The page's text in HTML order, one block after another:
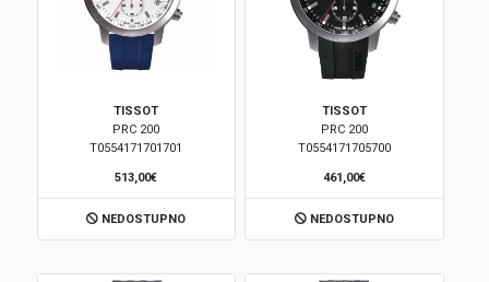
TISSOT
PRC 200
T0554171701701
513,00€
NEDOSTUPNO
TISSOT
PRC 200
T0554171705700
461,00€
NEDOSTUPNO